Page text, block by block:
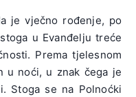
je vječno rođenje, po
u Evanđelju treće
Prema tjelesnom
u noći, u znak čega je
Stoga se na Polnoćki